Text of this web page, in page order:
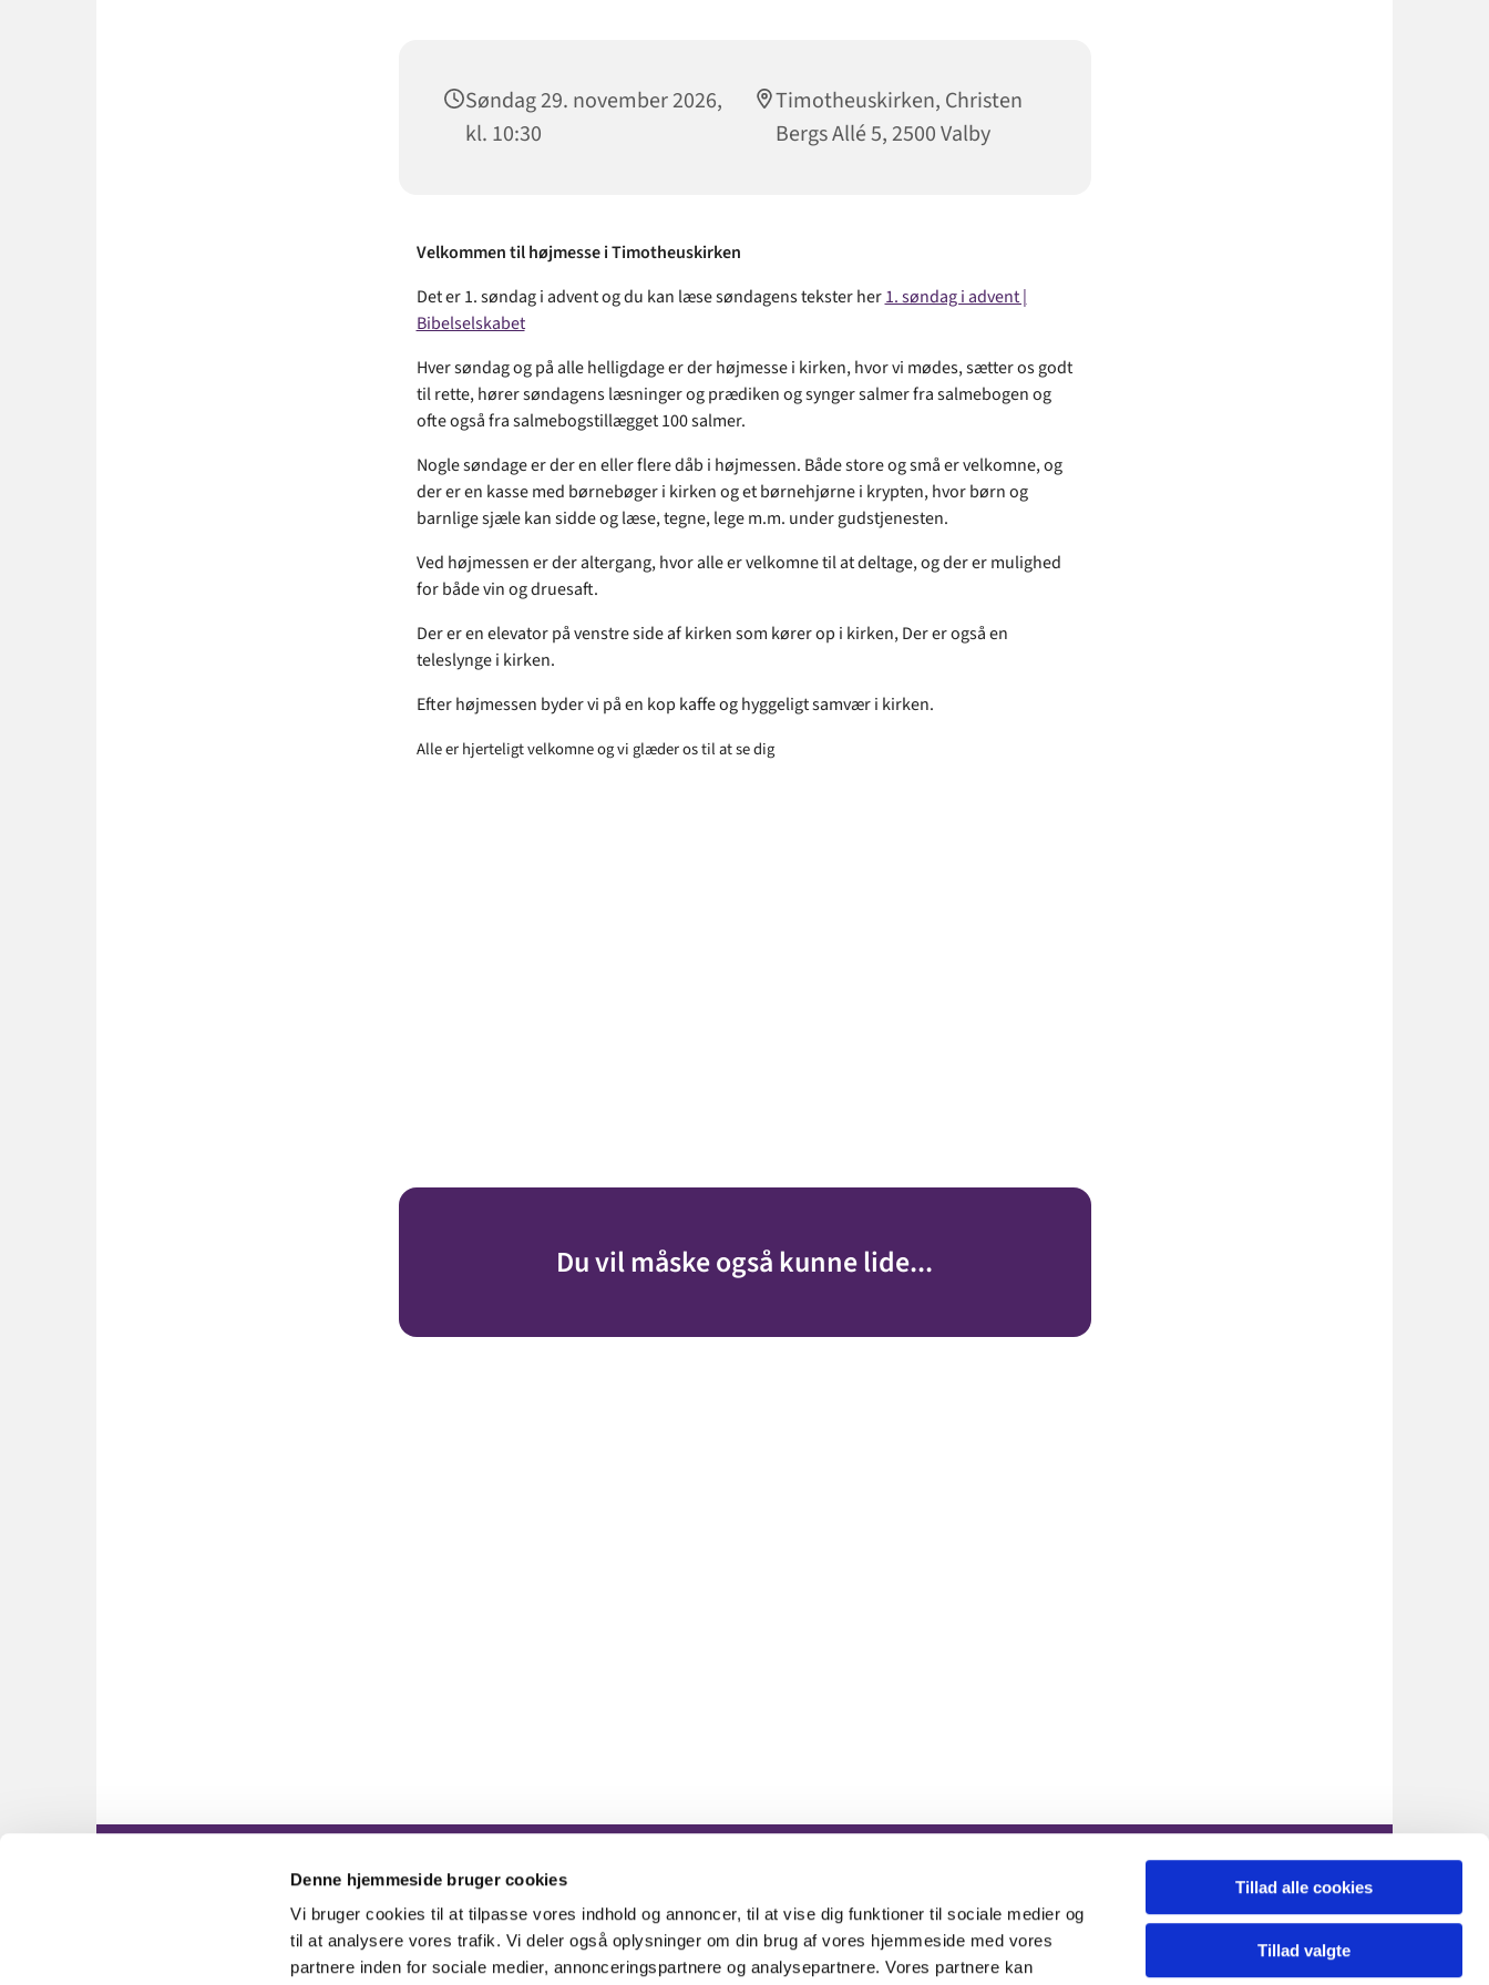
Denne hjemmeside bruger cookies
Vi bruger cookies til at tilpasse vores indhold og annoncer, til at vise dig funktioner til sociale medier og
til at analysere vores trafik. Vi deler også oplysninger om din brug af vores hjemmeside med vores
partnere inden for sociale medier, annonceringspartnere og analysepartnere. Vores partnere kan
Tillad alle cookies
Tillad valgte
Søndag 29. november 2026,
kl. 10:30
Timotheuskirken, Christen
Bergs Allé 5, 2500 Valby
Velkommen til højmesse i Timotheuskirken
Det er 1. søndag i advent og du kan læse søndagens tekster her1. søndag i advent |
Bibelselskabet
Hver søndag og på alle helligdage er der højmesse i kirken, hvor vi mødes, sætter os godt
til rette, hører søndagens læsninger og prædiken og synger salmer fra salmebogen og
ofte også fra salmebogstillægget 100 salmer.
Nogle søndage er der en eller flere dåb i højmessen. Både store og små er velkomne, og
der er en kasse med børnebøger i kirken og et børnehjørne i krypten, hvor børn og
barnlige sjæle kan sidde og læse, tegne, lege m.m. under gudstjenesten.
Ved højmessen er der altergang, hvor alle er velkomne til at deltage, og der er mulighed
for både vin og druesaft.
Der er en elevator på venstre side af kirken som kører op i kirken, Der er også en
teleslynge i kirken.
Efter højmessen byder vi på en kop kaffe og hyggeligt samvær i kirken.
Alle er hjerteligt velkomne og vi glæder os til at se dig
Du vil måske også kunne lide...
Timotheuskirken · Christen Bergs Allé 5, 2500 Valby